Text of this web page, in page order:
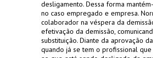
desligamento. Dessa forma
no caso empregado e empresa.
colaborador na véspera da
efetivação da demissão,
substituição. Diante da aprovação
quando já se tem o profissional